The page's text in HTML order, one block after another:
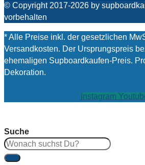
© Copyright 2017-2026 by
vorbehalten
* Alle Preise inkl. der gesetzlichen
Versandkosten. Der Ursprungspreis
ehemaligen Supboardkaufen-Preis.
Dekoration.
Instagram
Suche